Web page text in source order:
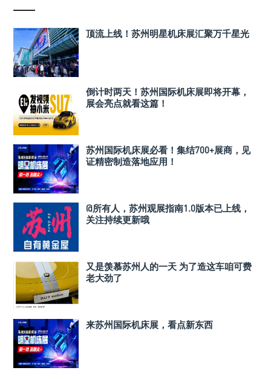
顶流上线！苏州明星机床展汇聚万千星光
倒计时两天！苏州国际机床展即将开幕，
展会亮点就看这篇！
苏州国际机床展必看！集结700+展商，见
证精密制造落地应用！
@所有人，苏州观展指南1.0版本已上线，
关注持续更新哦
又是羡慕苏州人的一天 为了造这车咱可费
老大劲了
来苏州国际机床展，看点新东西